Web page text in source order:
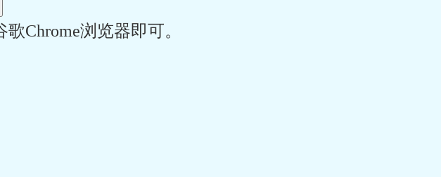
Chrome浏览器即可。